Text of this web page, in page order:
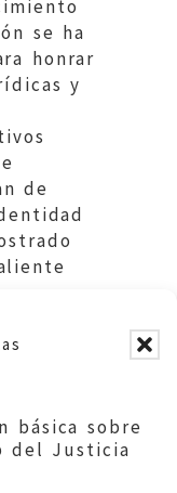
básica sobre
del Justicia
se ha
honrar
y
de
a la